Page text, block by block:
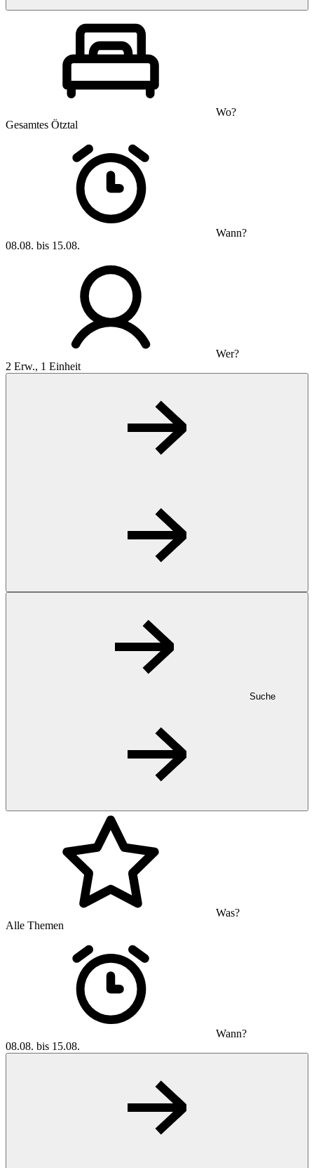
Wo?
Gesamtes Ötztal
Wann?
08.08. bis 15.08.
Wer?
2 Erw., 1 Einheit
Suche
Was?
Alle Themen
Wann?
08.08. bis 15.08.